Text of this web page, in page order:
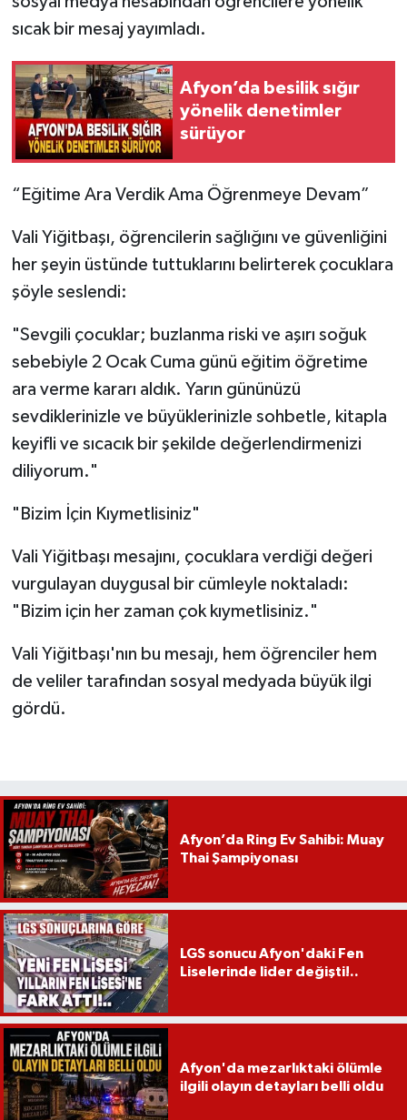
sıcak bir mesaj yayımladı.
Afyon’da besilik sığır
yönelik denetimler
sürüyor
“Eğitime Ara Verdik Ama Öğrenmeye Devam”
Vali Yiğitbaşı, öğrencilerin sağlığını ve güvenliğini
her şeyin üstünde tuttuklarını belirterek çocuklara
şöyle seslendi:
"Sevgili çocuklar; buzlanma riski ve aşırı soğuk
sebebiyle 2 Ocak Cuma günü eğitim öğretime
ara verme kararı aldık. Yarın gününüzü
sevdiklerinizle ve büyüklerinizle sohbetle, kitapla
keyifli ve sıcacık bir şekilde değerlendirmenizi
diliyorum."
"Bizim İçin Kıymetlisiniz"
Vali Yiğitbaşı mesajını, çocuklara verdiği değeri
vurgulayan duygusal bir cümleyle noktaladı:
"Bizim için her zaman çok kıymetlisiniz."
Vali Yiğitbaşı'nın bu mesajı, hem öğrenciler hem
de veliler tarafından sosyal medyada büyük ilgi
gördü.
Afyon’da Ring Ev Sahibi: Muay
Thai Şampiyonası
LGS sonucu Afyon'daki Fen
Liselerinde lider değişti!..
Afyon'da mezarlıktaki ölümle
ilgili olayın detayları belli oldu